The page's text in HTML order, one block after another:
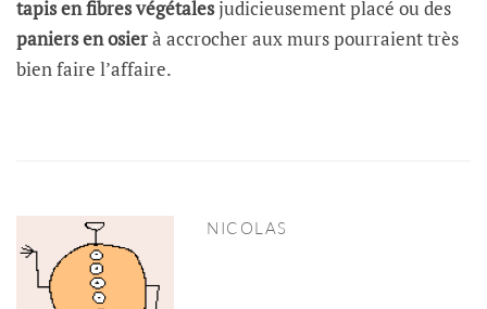
tapis en fibres végétalesjudicieusement placé ou des
paniers en osierà accrocher aux murs pourraient très
bien faire l’affaire.
NICOLAS